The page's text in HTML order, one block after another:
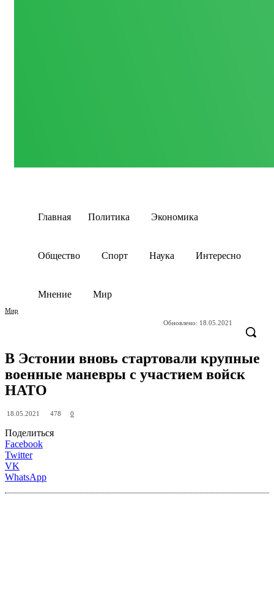
Главная Политика Экономика
Общество Спорт Наука Интересно
Мнение Мир
Мир
Обновлено: 18.05.2021
В Эстонии вновь стартовали крупные
военные маневры с участием войск
НАТО
18.05.2021 478 0
Поделиться
Facebook
Twitter
VK
WhatsApp